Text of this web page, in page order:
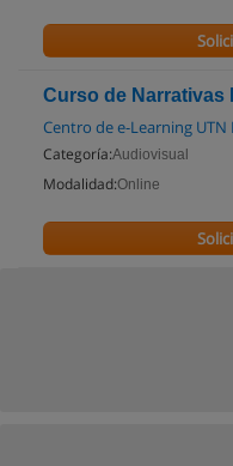
Curso de Narrativas
Centro de e-Learning UTN
Categoría:Audiovisual
Modalidad:Online